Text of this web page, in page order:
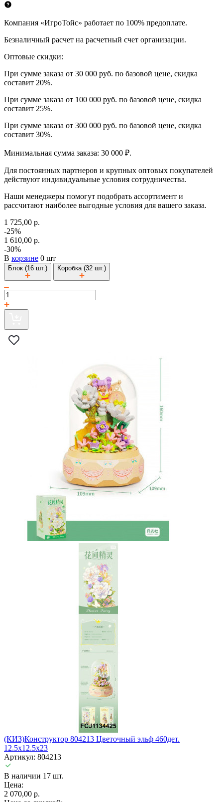
Компания «ИгроТойс» работает по 100% предоплате.
Безналичный расчет на расчетный счет организации.
Оптовые скидки:
При сумме заказа от 30 000 руб. по базовой цене, скидка
составит 20%.
При сумме заказа от 100 000 руб. по базовой цене, скидка
составит 25%.
При сумме заказа от 300 000 руб. по базовой цене, скидка
составит 30%.
Минимальная сумма заказа: 30 000 ₽.
Для постоянных партнеров и крупных оптовых покупателей
действуют индивидуальные условия сотрудничества.
Наши менеджеры помогут подобрать ассортимент и
рассчитают наиболее выгодные условия для вашего заказа.
1 725,00 р.
-25%
1 610,00 р.
-30%
В корзине 0 шт
Блок (16 шт.) Коробка (32 шт.)
(КИЗ)Конструктор 804213 Цветочный эльф 460дет.
12.5x12.5x23
Артикул: 804213
В наличии 17 шт.
Цена:
2 070,00 р.